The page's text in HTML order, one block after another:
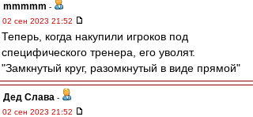
mmmmm -
02 сен 2023 21:52
Теперь, когда накупили игроков под
специфического тренера, его уволят.
"Замкнутый круг, разомкнутый в виде прямой"
Дед Слава -
02 сен 2023 21:52